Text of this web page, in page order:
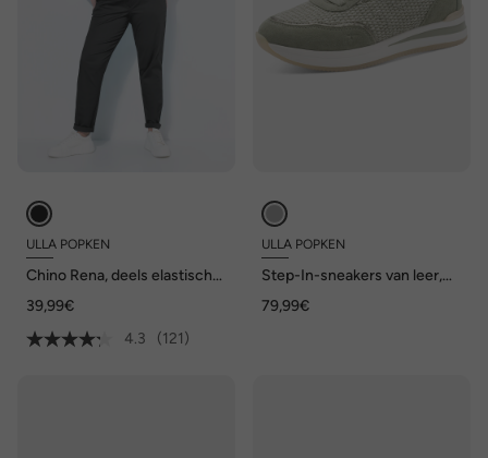
ULLA POPKEN
Chino Rena, deels elastische
39,99€
4.3
(121)
ULLA POPKEN
Step-In-sneakers van leer,
comfortabele wijdte
79,99€